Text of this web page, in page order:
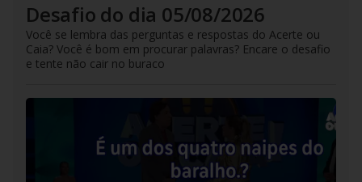
Desafio do dia 05/08/2026
Você se lembra das perguntas e respostas do Acerte ou
Caia? Você é bom em procurar palavras? Encare o desafio
e tente não cair no buraco